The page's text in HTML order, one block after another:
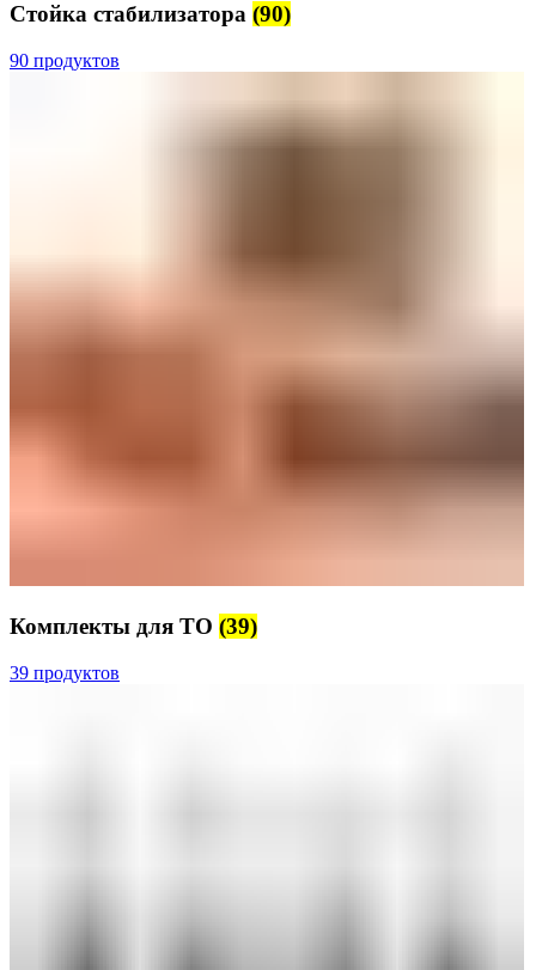
Стойка стабилизатора (90)
90 продуктов
Комплекты для ТО (39)
39 продуктов